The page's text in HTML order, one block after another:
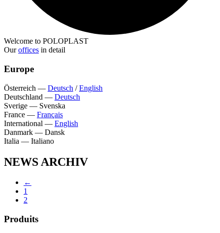
Welcome to POLOPLAST
Ouroffices in detail
Europe
Österreich — Deutsch /English
Deutschland — Deutsch
Sverige — Svenska
France — Français
International — English
Danmark — Dansk
Italia — Italiano
NEWS ARCHIV
←
1
2
Produits